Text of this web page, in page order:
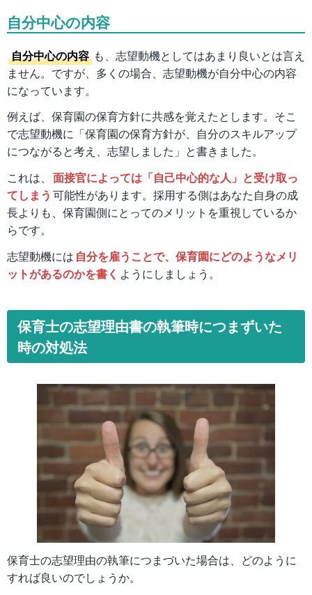
自分中心の内容
自分中心の内容 も、志望動機としてはあまり良いとは言え
ません。ですが、多くの場合、志望動機が自分中心の内容
になっています。
例えば、保育園の保育方針に共感を覚えたとします。そこ
で志望動機に「保育園の保育方針が、自分のスキルアップ
につながると考え、志望しました」と書きました。
これは、 面接官によっては「自己中心的な人」と受け取っ
てしまう 可能性があります。採用する側はあなた自身の成
長よりも、保育園側にとってのメリットを重視しているか
らです。
志望動機には 自分を雇うことで、保育園にどのようなメリ
ットがあるのかを書く ようにしましょう。
保育士の志望理由書の執筆時につまずいた
時の対処法
保育士の志望理由の執筆につまづいた場合は、どのように
すれば良いのでしょうか。